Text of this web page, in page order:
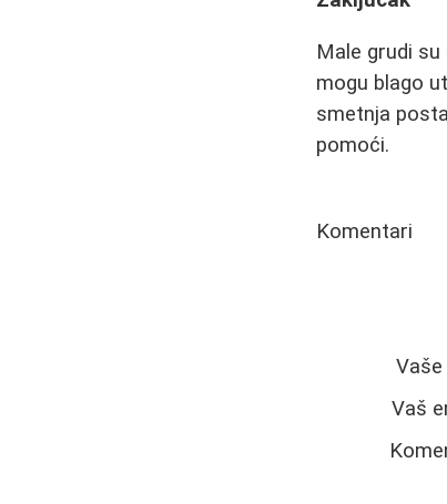
Male grudi
mogu blago
smetnja
pomoći.
Komentari
Vaše
Vaš